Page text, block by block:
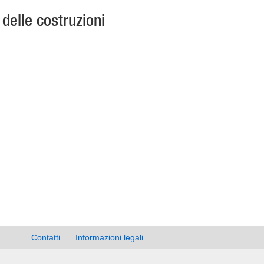
costruzioni
Contatti Informazioni legali